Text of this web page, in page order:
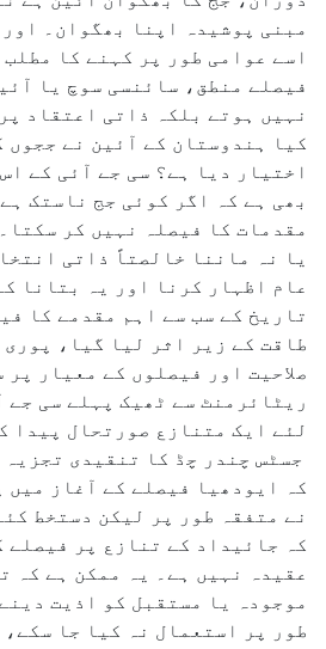
مبنی پوشیدہ اپنا بھگوان۔
اسے عوامی طور پر کہنے کا
فیصلے منطق، سائنسی سوچ یا
نہیں ہوتے بلکہ ذاتی اعتقاد
کیا ہندوستان کے آئین نے ججوں
اختیار دیا ہے؟ سی جے آئی کے
بھی ہے کہ اگر کوئی جج ناستک
مقدمات کا فیصلہ نہیں کر
یا نہ ماننا خالصتاً ذاتی
عام اظہار کرنا اور یہ بتانا
تاریخ کے سب سے اہم مقدمے کا
طاقت کے زیر اثر لیا گیا،
صلاحیت اور فیصلوں کے معیار پر
ریٹائرمنٹ سے ٹھیک پہلے سی جے
لئے ایک متنازع صورتحال پیدا
جسٹس چندر چڈ کا تنقیدی تجزیہ
کہ ایودھیا فیصلے کے آغاز میں
نے متفقہ طور پر لیکن دستخط
کہ جائیداد کے تنازع پر فیصلے
عقیدہ نہیں ہے۔ یہ ممکن ہے کہ
موجودہ یا مستقبل کو اذیت
طور پر استعمال نہ کیا جا